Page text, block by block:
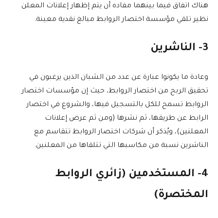
هناك اتفاق فيما بينهما مفاده أن يتم إظهار إعلانات المعلن
نظير تلقي مؤسسة اختصار الروابط مبالغ نقدية معينة.
3- الناشرين
وعادة ما يكونوا عبارة عن عدد من الشبان الذين يرغبون في
تحقيق الربح من اختصار الروابط، حيث إن مؤسسات اختصار
الروابط تسمح للكل بالتسجيل فيها، والشروع في اختصار
الرابط عن طريقها، ثم نشرها (ومن ثم عرض إعلانات
المعلنين)، ويُذكر أن شركات اختصار الروابط تتقاسم مع
الناشرين نسبة من مكاسبها التي تتلقاها من المعلنين.
4- المستخدمين (زائري الروابط
المختصرة)